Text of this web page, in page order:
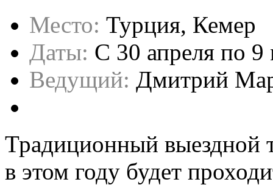
Место: Турция, Кемер
Даты: C 30 апреля по 9
Ведущий: Дмитрий
Традиционный выездной
в этом году будет